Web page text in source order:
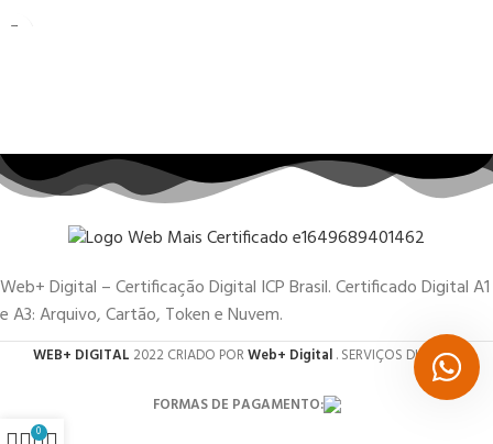
Web+ Digital – Certificação Digital ICP Brasil. Certificado Digital A1
e A3: Arquivo, Cartão, Token e Nuvem.
WEB+ DIGITAL 2022 CRIADO PORWeb+ Digital. SERVIÇOS DIGITAIS.
FORMAS DE PAGAMENTO:
0